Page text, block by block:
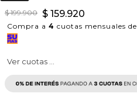
$ 199.900 $ 159.920
Compra a 4 cuotas mensuales de
Ver cuotas ...